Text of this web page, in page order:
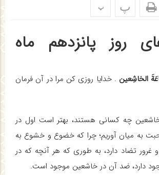
پ پ
روز پانزدهم ماه
الخاشِعین . خدایا روزی کن مرا در آن فرمان
خاشعین چه کسانی هستند، بهتر است اول در
به میان آوریم؛ چرا که خضوع و خشوع به
غرور تضاد دارد، به طوری که هر آنچه که در
دارد، ضد آن در خاشعین موجود است.